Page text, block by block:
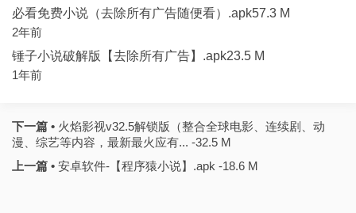
必看免费小说（去除所有广告随便看）.apk57.3 M
2年前
锤子小说破解版【去除所有广告】.apk23.5 M
1年前
下一篇 • 火焰影视v32.5解锁版（整合全球电影、连续剧、动
漫、综艺等内容，最新最火应有... -32.5 M
上一篇 • 安卓软件-【程序猿小说】.apk -18.6 M